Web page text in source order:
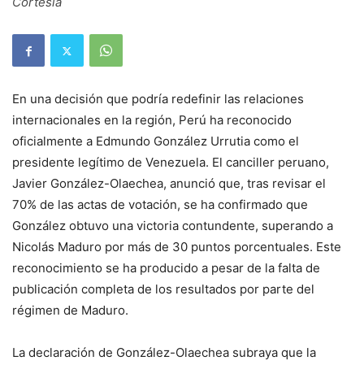
En una decisión que podría redefinir las relaciones
internacionales en la región, Perú ha reconocido
oficialmente a Edmundo González Urrutia como el
presidente legítimo de Venezuela. El canciller peruano,
Javier González-Olaechea, anunció que, tras revisar el
70% de las actas de votación, se ha confirmado que
González obtuvo una victoria contundente, superando a
Nicolás Maduro por más de 30 puntos porcentuales. Este
reconocimiento se ha producido a pesar de la falta de
publicación completa de los resultados por parte del
régimen de Maduro.
La declaración de González-Olaechea subraya que la